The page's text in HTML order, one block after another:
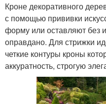
Кроне декоративного
с помощью прививки
форму или оставляют без
оправдано. Для стрижки
четкие контуры кроны
аккуратность, строгую